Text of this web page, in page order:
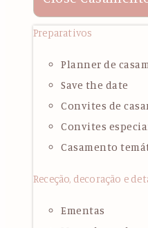
Preparativos
Planner de
Save the date
Convites de
Convites
Casamento
Receção, decoração e
Ementas